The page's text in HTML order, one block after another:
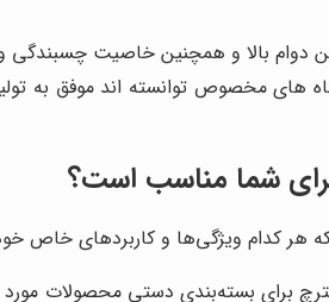
دوام بالا و همچنین خاصیت
های مخصوص توانسته اند موفق
برای شما مناسب است؟
کدام ویژگی‌ها و کاربردهای خاص خود
برای بسته‌بندی دستی محصولات